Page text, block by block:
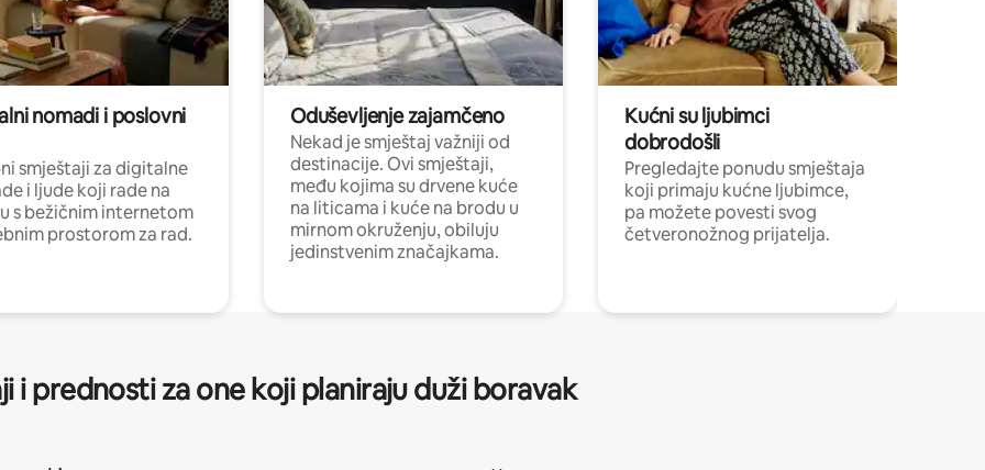
nomadi i poslovni
smještaji za digitalne
i ljude koji rade na
s bežičnim internetom
prostorom za rad.
Oduševljenje zajamčeno
Nekad je smještaj važniji od
destinacije. Ovi smještaji,
među kojima su drvene kuće
na liticama i kuće na brodu u
mirnom okruženju, obiluju
jedinstvenim značajkama.
Kućni su ljubimci
dobrodošli
Pregledajte ponudu smještaja
koji primaju kućne ljubimce,
pa možete povesti svog
četveronožnog prijatelja.
i prednosti za one koji planiraju duži boravak